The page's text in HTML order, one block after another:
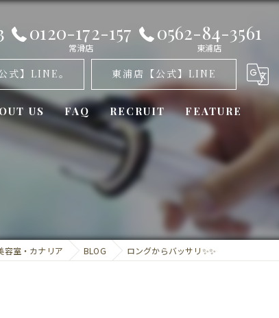
0120-172-157
常滑店
0562-84-3561
東浦店
式】LINE。 東浦店【公式】LINE
US FAQ RECRUIT FEATURE
オゾンパーマ
カット
トリートメント
容室・カナリア BLOG ロングからバッサリ✨✨